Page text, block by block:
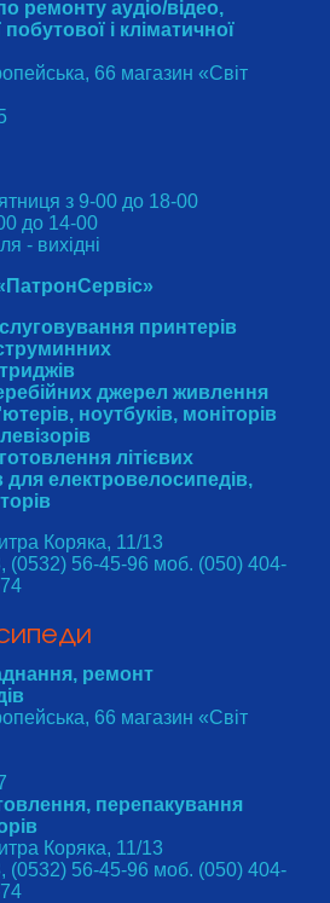
ремонту аудіо/відео,
і кліматичної
66 магазин «Світ
з 9-00 до 18-00
до 14-00
- вихідні
принтерів
джерел живлення
ноутбуків, моніторів
літієвих
для електровелосипедів,
Коряка, 11/13
(0532) 56-45-96 моб. (050) 404-
ремонт
66 магазин «Світ
перепакування
Коряка, 11/13
(0532) 56-45-96 моб. (050) 404-